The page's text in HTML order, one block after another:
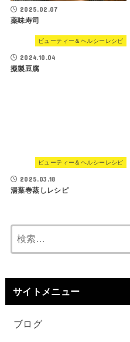
2025.02.07
薬味寿司
ビューティー＆ヘルシーレシピ
2024.10.04
擬製豆腐
ビューティー＆ヘルシーレシピ
2025.03.18
湯葉巻蒸しレシピ
サイトメニュー
ブログ